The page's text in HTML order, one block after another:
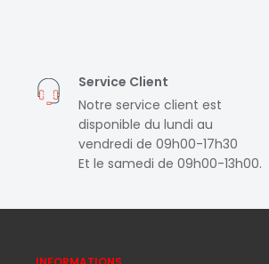
Service Client
Notre service client est
disponible du lundi au
vendredi de 09h00-17h30
Et le samedi de 09h00-13h00.